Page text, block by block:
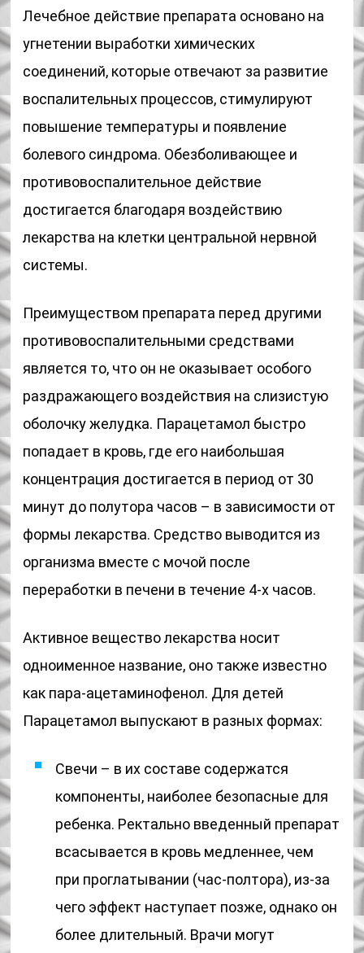
Лечебное действие препарата основано на
угнетении выработки химических
соединений, которые отвечают за развитие
воспалительных процессов, стимулируют
повышение температуры и появление
болевого синдрома. Обезболивающее и
противовоспалительное действие
достигается благодаря воздействию
лекарства на клетки центральной нервной
системы.
Преимуществом препарата перед другими
противовоспалительными средствами
является то, что он не оказывает особого
раздражающего воздействия на слизистую
оболочку желудка. Парацетамол быстро
попадает в кровь, где его наибольшая
концентрация достигается в период от 30
минут до полутора часов – в зависимости от
формы лекарства. Средство выводится из
организма вместе с мочой после
переработки в печени в течение 4-х часов.
Активное вещество лекарства носит
одноименное название, оно также известно
как пара-ацетаминофенол. Для детей
Парацетамол выпускают в разных формах:
Свечи – в их составе содержатся
компоненты, наиболее безопасные для
ребенка. Ректально введенный препарат
всасывается в кровь медленнее, чем
при проглатывании (час-полтора), из-за
чего эффект наступает позже, однако он
более длительный. Врачи могут